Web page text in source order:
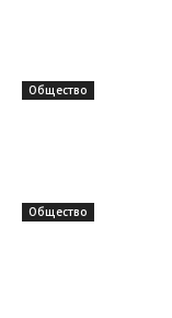
Общество
Общество